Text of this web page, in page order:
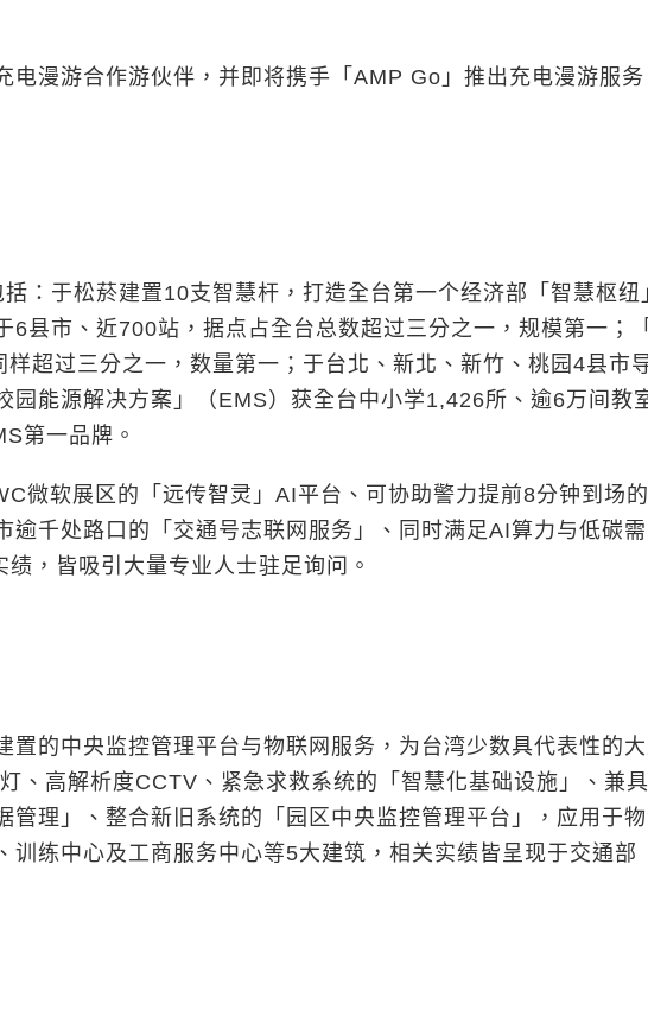
漫游合作游伙伴，并即将携手「AMP Go」推出充电漫游服务
于松菸建置10支智慧杆，打造全台第一个经济部「智慧枢纽
6县市、近700站，据点占全台总数超过三分之一，规模第一；
超过三分之一，数量第一；于台北、新北、新竹、桃园4县市
园能源解决方案」（EMS）获全台中小学1,426所、逾6万间教
第一品牌。
软展区的「远传智灵」AI平台、可协助警力提前8分钟到场
逾千处路口的「交通号志联网服务」、同时满足AI算力与低碳
，皆吸引大量专业人士驻足询问。
的中央监控管理平台与物联网服务，为台湾少数具代表性的
、高解析度CCTV、紧急求救系统的「智慧化基础设施」、兼
管理」、整合新旧系统的「园区中央监控管理平台」，应用于
训练中心及工商服务中心等5大建筑，相关实绩皆呈现于交通部